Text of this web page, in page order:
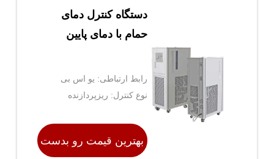
دستگاه کنترل دمای
حمام با دمای پایین
رابط ارتباطی: یو اس بی
نوع کنترل: ریزپردازنده
بهترین قیمت رو بدست